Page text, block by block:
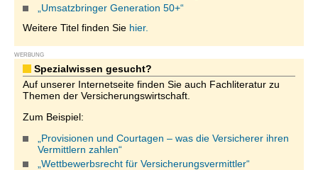
„Umsatzbringer Generation 50+“
Weitere Titel finden Sie hier.
WERBUNG
Spezialwissen gesucht?
Auf unserer Internetseite finden Sie auch Fachliteratur zu
Themen der Versicherungswirtschaft.
Zum Beispiel:
„Provisionen und Courtagen – was die Versicherer ihren
Vermittlern zahlen“
„Wettbewerbsrecht für Versicherungsvermittler“